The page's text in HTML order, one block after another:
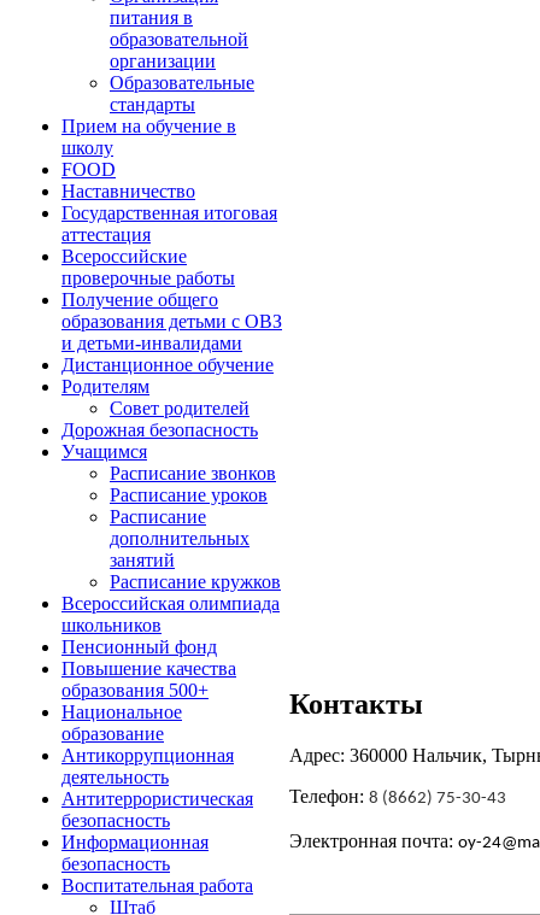
питания в
образовательной
организации
Образовательные
стандарты
Прием на обучение в
школу
FOOD
Наставничество
Государственная итоговая
аттестация
Всероссийские
проверочные работы
Получение общего
образования детьми с ОВЗ
и детьми-инвалидами
Дистанционное обучение
Родителям
Совет родителей
Дорожная безопасность
Учащимся
Расписание звонков
Расписание уроков
Расписание
дополнительных
занятий
Расписание кружков
Всероссийская олимпиада
школьников
Пенсионный фонд
Повышение качества
образования 500+
Национальное
образование
Антикоррупционная
деятельность
Антитеррористическая
безопасность
Информационная
безопасность
Воспитательная работа
Штаб
Контакты
Адрес: 360000 Нальчик,
Телефон: 8 (8662) 75-30-43
Электронная почта: oy-24@